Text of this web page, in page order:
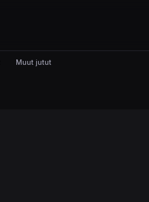
Muut jutut